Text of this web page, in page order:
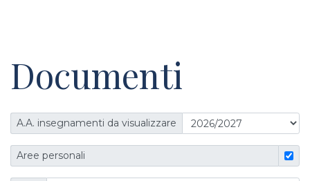
Documenti
A.A. insegnamenti da visualizzare
Aree personali